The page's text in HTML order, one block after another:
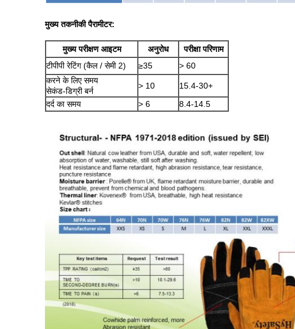
मुख्य तकनीकी पैरामीटर:
मुख्य परीक्षण आइटम अनुरोध
परीक्षा परिणाम
टीपीपी रेटिंग (कैल / सेमी 2)
≥35
> 60
करने के लिए समय
सेकंड-डिग्री बर्न
> 10
15.4-30+
दर्द का समय
> 6 8.4-14.5